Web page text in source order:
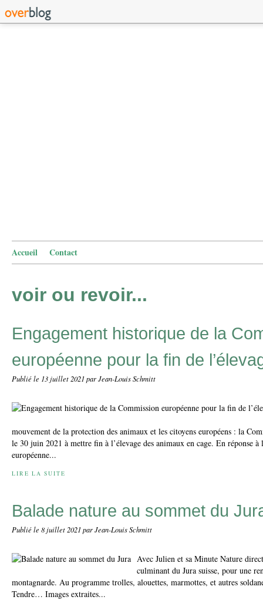
Accueil Contact
voir ou revoir...
Engagement historique de la
européenne pour la fin de
Publié le 13 juillet 2021par Jean-Louis Schmitt
mouvement de la protection des animaux et les citoyens européens : la
le 30 juin 2021 à mettre fin à l’élevage des animaux en cage. En réponse
européenne...
LIRE LA SUITE
Balade nature au sommet du
Publié le 8 juillet 2021par Jean-Louis Schmitt
Avec Julien et sa Minute Nature
culminant du Jura suisse, pour une
montagnarde. Au programme trolles, alouettes, marmottes, et autres
Tendre… Images extraites...